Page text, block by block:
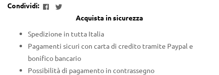
Condividi:
Facebook
Twitter
Acquista in sicurezza
Spedizione in tutta Italia
Pagamenti sicuri con carta di credito tramite Paypal e
bonifico bancario
Possibilità di pagamento in contrassegno